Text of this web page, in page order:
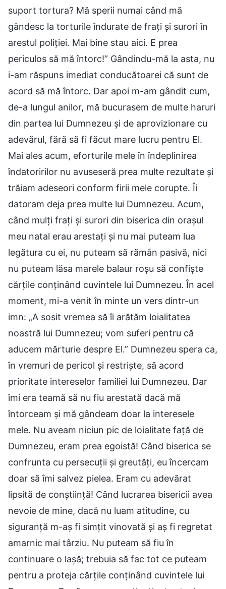
suport tortura? Mă sperii numai când mă
gândesc la torturile îndurate de frați și surori în
arestul poliției. Mai bine stau aici. E prea
periculos să mă întorc!” Gândindu-mă la asta, nu
i-am răspuns imediat conducătoarei că sunt de
acord să mă întorc. Dar apoi m-am gândit cum,
de-a lungul anilor, mă bucurasem de multe haruri
din partea lui Dumnezeu și de aprovizionare cu
adevărul, fără să fi făcut mare lucru pentru El.
Mai ales acum, eforturile mele în îndeplinirea
îndatoririlor nu avuseseră prea multe rezultate și
trăiam adeseori conform firii mele corupte. Îi
datoram deja prea multe lui Dumnezeu. Acum,
când mulți frați și surori din biserica din orașul
meu natal erau arestați și nu mai puteam lua
legătura cu ei, nu puteam să rămân pasivă, nici
nu puteam lăsa marele balaur roșu să confiște
cărțile conținând cuvintele lui Dumnezeu. În acel
moment, mi-a venit în minte un vers dintr-un
imn: „A sosit vremea să îi arătăm loialitatea
noastră lui Dumnezeu; vom suferi pentru că
aducem mărturie despre El.” Dumnezeu spera ca,
în vremuri de pericol și restriște, să acord
prioritate intereselor familiei lui Dumnezeu. Dar
îmi era teamă să nu fiu arestată dacă mă
întorceam și mă gândeam doar la interesele
mele. Nu aveam niciun pic de loialitate față de
Dumnezeu, eram prea egoistă! Când biserica se
confrunta cu persecuții și greutăți, eu încercam
doar să îmi salvez pielea. Eram cu adevărat
lipsită de conștiință! Când lucrarea bisericii avea
nevoie de mine, dacă nu luam atitudine, cu
siguranță m-aș fi simțit vinovată și aș fi regretat
amarnic mai târziu. Nu puteam să fiu în
continuare o lașă; trebuia să fac tot ce puteam
pentru a proteja cărțile conținând cuvintele lui